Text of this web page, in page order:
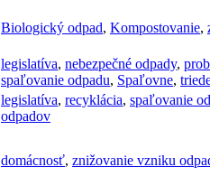
Biologický odpad, Kompostovanie,
legislatíva, nebezpečné odpady,
spaľovanie odpadu, Spaľovne,
legislatíva, recyklácia, spaľovanie
odpadov
domácnosť, znižovanie vzniku